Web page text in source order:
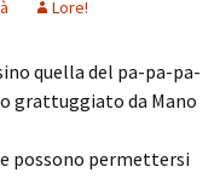
Lore!
quella del pa-pa-pa-
grattuggiato da Mano
possono permettersi